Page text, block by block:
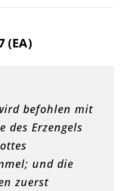
(EA)
befohlen mit
des Erzengels
und die
zuerst